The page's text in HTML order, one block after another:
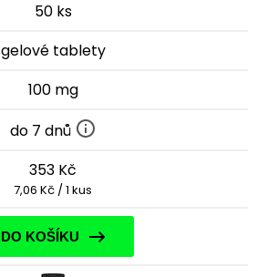
50 ks
gelové tablety
100 mg
do 7 dnů
353 Kč
7,06 Kč / 1 kus
DO KOŠÍKU